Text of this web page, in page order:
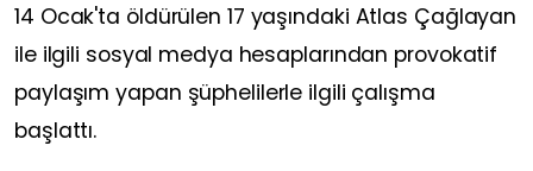
14 Ocak'ta öldürülen 17 yaşındaki Atlas Çağlayan
ile ilgili sosyal medya hesaplarından provokatif
paylaşım yapan şüphelilerle ilgili çalışma
başlattı.